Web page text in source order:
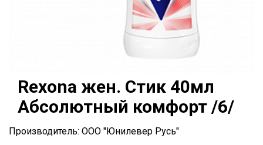
Rexona жен. Стик 40мл
Абсолютный комфорт /6/
Производитель: ООО "Юнилевер Русь"